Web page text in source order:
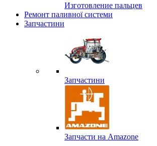
Изготовление пальцев
Ремонт паливної системи
Запчастини
Запчастини
Запчасти на Amazone